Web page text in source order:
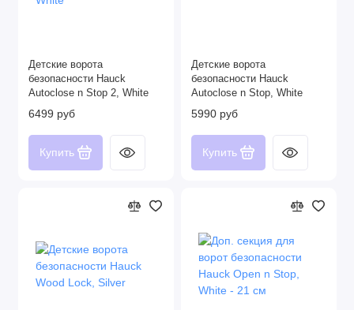
Детские ворота
безопасности Hauck
Autoclose n Stop 2, White
6499 руб
Купить
Детские ворота
безопасности Hauck
Autoclose n Stop, White
5990 руб
Купить